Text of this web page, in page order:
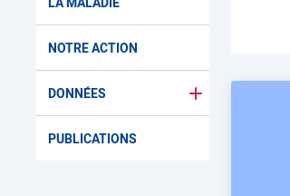
NOTRE ACTION
DONNÉES Basculer le
PUBLICATIONS